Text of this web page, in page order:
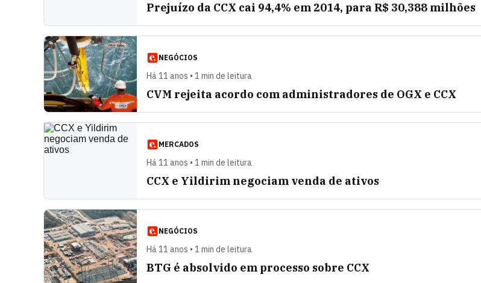
Prejuízo da CCX cai 94,4% em 2014, para R$ 30,388 milhões
NEGÓCIOS
Há 11 anos • 1 min de leitura
CVM rejeita acordo com administradores de OGX e CCX
MERCADOS
Há 11 anos • 1 min de leitura
CCX e Yildirim negociam venda de ativos
NEGÓCIOS
Há 11 anos • 1 min de leitura
BTG é absolvido em processo sobre CCX